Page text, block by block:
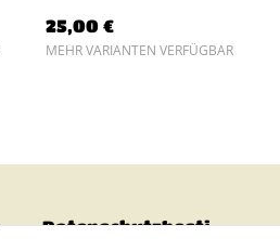
25,00 €
MEHR VARIANTEN VERFÜGBAR
Datenschutzbesti